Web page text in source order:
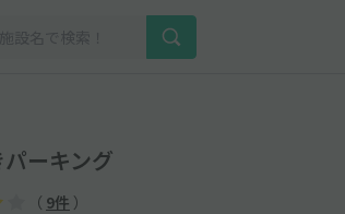
ーキング
（ 9件 ）